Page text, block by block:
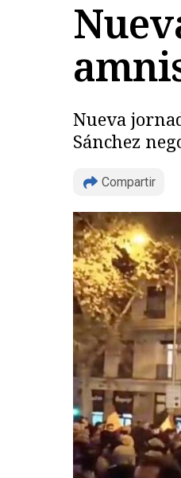
Nueva
Sánchez
Compartir